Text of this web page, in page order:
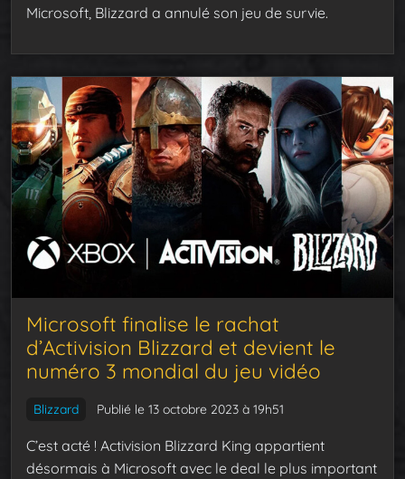
Microsoft, Blizzard a annulé son jeu de survie.
Microsoft finalise le rachat
d’Activision Blizzard et devient le
numéro 3 mondial du jeu vidéo
Blizzard Publié le 13 octobre 2023 à 19h51
C’est acté ! Activision Blizzard King appartient
désormais à Microsoft avec le deal le plus important